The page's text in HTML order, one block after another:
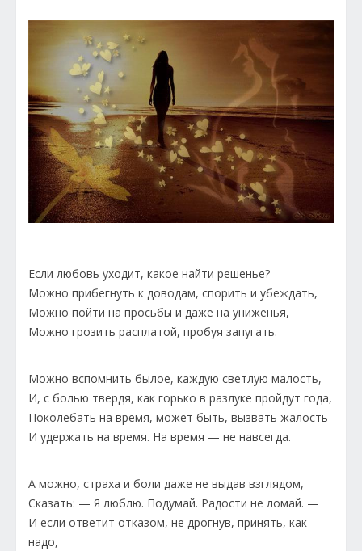
Если любовь уходит, какое найти решенье?
Можно прибегнуть к доводам, спорить и убеждать,
Можно пойти на просьбы и даже на униженья,
Можно грозить расплатой, пробуя запугать.
Можно вспомнить былое, каждую светлую малость,
И, с болью твердя, как горько в разлуке пройдут года,
Поколебать на время, может быть, вызвать жалость
И удержать на время. На время — не навсегда.
А можно, страха и боли даже не выдав взглядом,
Сказать: — Я люблю. Подумай. Радости не ломай. —
И если ответит отказом, не дрогнув, принять, как
надо,